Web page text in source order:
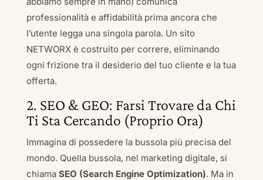
professionalità e affidabilità prima ancora che
l’utente legga una singola parola. Un sito
NETWORX è costruito per correre, eliminando
ogni frizione tra il desiderio del tuo cliente e la tua
offerta.
2. SEO & GEO: Farsi Trovare da Chi
Ti Sta Cercando (Proprio Ora)
Immagina di possedere la bussola più precisa del
mondo. Quella bussola, nel marketing digitale, si
chiama SEO (Search Engine Optimization). Ma in